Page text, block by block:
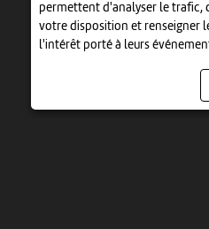
permettent d'analyser le trafic,
votre disposition et renseigner
l'intérêt porté à leurs